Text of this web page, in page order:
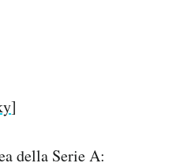
]
della Serie A: